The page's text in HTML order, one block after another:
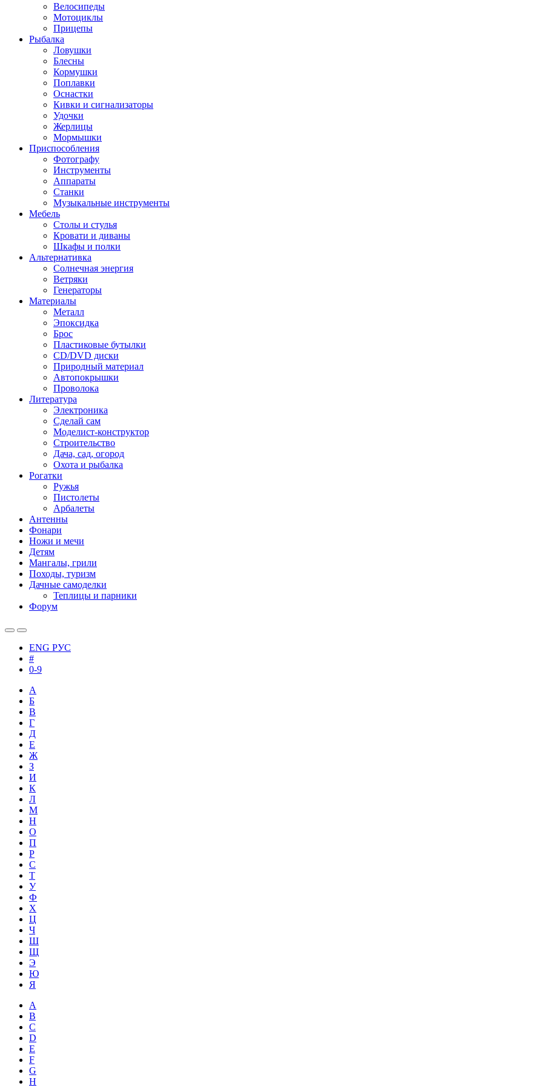
Велосипеды
Мотоциклы
Прицепы
Рыбалка
Ловушки
Блесны
Кормушки
Поплавки
Оснастки
Кивки и сигнализаторы
Удочки
Жерлицы
Мормышки
Приспособления
Фотографу
Инструменты
Аппараты
Станки
Музыкальные инструменты
Мебель
Столы и стулья
Кровати и диваны
Шкафы и полки
Альтернативка
Солнечная энергия
Ветряки
Генераторы
Материалы
Металл
Эпоксидка
Брос
Пластиковые бутылки
CD/DVD диски
Природный материал
Автопокрышки
Проволока
Литература
Электроника
Сделай сам
Моделист-конструктор
Строительство
Дача, сад, огород
Охота и рыбалка
Рогатки
Ружья
Пистолеты
Арбалеты
Антенны
Фонари
Ножи и мечи
Детям
Мангалы, грили
Походы, туризм
Дачные самоделки
Теплицы и парники
Форум
ENG РУС
#
0-9
А
Б
В
Г
Д
Е
Ж
З
И
К
Л
М
Н
О
П
Р
С
Т
У
Ф
Х
Ц
Ч
Ш
Щ
Э
Ю
Я
A
B
C
D
E
F
G
H